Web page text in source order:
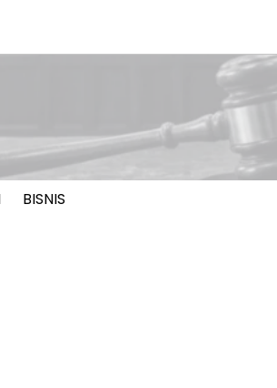
Setelah Jalani Perawatan Intensif 34
BISNIS